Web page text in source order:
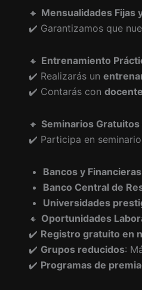
🔸 Mensualidades Fijas
✔️ Garantizamos que
🔸 Entrenamiento
✔️ Realizarás un
✔️ Contarás con
🔸 Seminarios
✔️ Participa en
Bancos y Financieras
Banco Central de
Universidades
🔸 Oportunidades
✔️ Registro gratuito en
✔️ Grupos reducidos:
✔️ Programas de